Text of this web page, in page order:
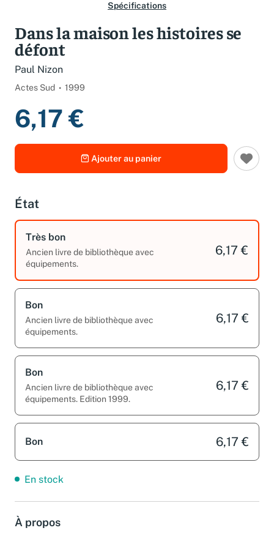
Spécifications
Dans la maison les histoires se
défont
Paul Nizon
Actes Sud 1999
6,17 €
Ajouter au panier
État
Très bon
Ancien livre de bibliothèque avec
équipements.
6,17 €
Bon
Ancien livre de bibliothèque avec
équipements.
6,17 €
Bon
Ancien livre de bibliothèque avec
équipements. Edition 1999.
6,17 €
Bon 6,17 €
En stock
À propos